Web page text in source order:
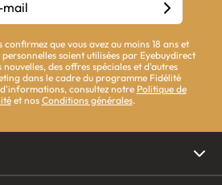
que vous avez au moins 18 ans et
soient utilisées par Eyebuydirect
des offres spéciales et d'autres
dans le cadre du programme Fidélité
consultez notre Politique de
et nos Conditions générales.